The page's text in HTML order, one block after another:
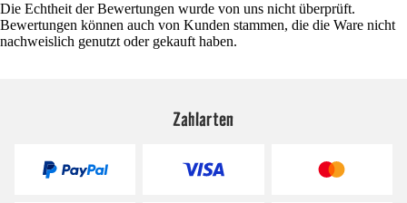
Die Echtheit der Bewertungen wurde von uns nicht überprüft.
Bewertungen können auch von Kunden stammen, die die Ware nicht
nachweislich genutzt oder gekauft haben.
Zahlarten